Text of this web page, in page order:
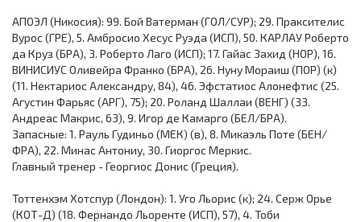
АПОЭЛ (Никосия): 99. Бой Ватерман (ГОЛ/СУР); 29. Праксителис
Вурос (ГРЕ), 5. Амбросио Хесус Руэда (ИСП), 50. КАРЛАУ Роберто
да Круз (БРА), 3. Роберто Лаго (ИСП); 17. Гайас Захид (НОР), 16.
ВИНИСИУС Оливейра Франко (БРА), 26. Нуну Мораиш (ПОР) (к)
(11. Нектариос Александру, 84), 46. Эфстатиос Алонефтис (25.
Агустин Фарьяс (АРГ), 75); 20. Роланд Шаллаи (ВЕНГ) (33.
Андреас Макрис, 63), 9. Игор де Камарго (БЕЛ/БРА).
Запасные: 1. Рауль Гудиньо (МЕК) (в), 8. Микаэль Поте (БЕН/
ФРА), 22. Минас Антониу, 30. Гиоргос Меркис.
Главный тренер - Георгиос Донис (Греция).
Тоттенхэм Хотспур (Лондон): 1. Уго Льорис (к); 24. Серж Орье
(КОТ-Д) (18. Фернандо Льоренте (ИСП), 57), 4. Тоби